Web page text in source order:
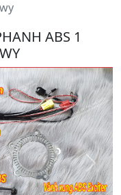
ABS 1
Tiếp
theo